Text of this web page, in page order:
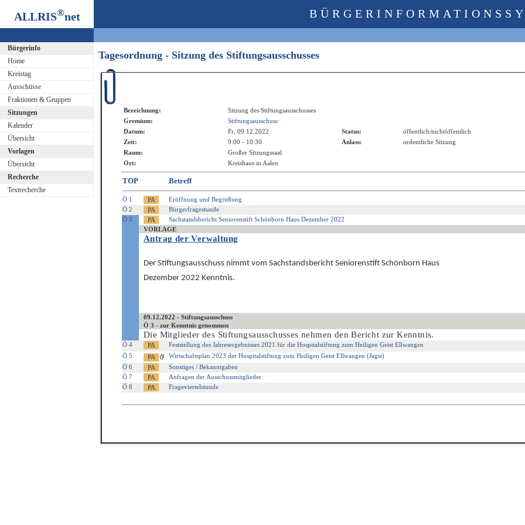
ALLRIS®net
Bürgerinfo
Home
Kreistag
Ausschüsse
Fraktionen & Gruppen
Sitzungen
Kalender
Übersicht
Vorlagen
Übersicht
Recherche
Textrecherche
Tagesordnung - Sitzung des Stiftungsausschusses
Bezeichnung:
Sitzung des Stiftungsausschusses
Gremium:
Stiftungsausschuss
Datum:
Fr, 09.12.2022 Status:
öffentlich/nichtöffentlich
Zeit:
9:00 - 10:30 Anlass:
ordentliche Sitzung
Raum:
Großer Sitzungssaal
Ort:
Kreishaus in Aalen
TOP Betreff
Ö 1
Eröffnung und Begrüßung
Ö 2
Bürgerfragestunde
Ö 3
Sachstandsbericht Seniorenstift Schönborn Haus Dezember 2022
VORLAGE
Antrag der Verwaltung
Der Stiftungsausschuss nimmt vom Sachstandsbericht Seniorenstift Schönborn Haus
Dezember 2022 Kenntnis.
09.12.2022 - Stiftungsausschuss
Ö 3 - zur Kenntnis genommen
Die Mitglieder des Stiftungsausschusses nehmen den Bericht zur Kenntnis.
Ö 4 Feststellung des Jahresergebnisses 2021 für die Hospitalstiftung zum Heiligen Geist Ellwangen
Ö 5
Wirtschaftsplan 2023 der Hospitalstiftung zum Heiligen Geist Ellwangen (Jagst)
Ö 6
Sonstiges / Bekanntgaben
Ö 7
Anfragen der Ausschussmitglieder
Ö 8
Frageviertelstunde